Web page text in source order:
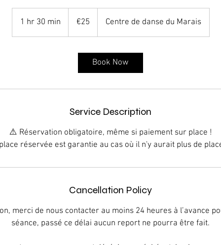
1 hr 30 min
h
€25 Centre de danse du Marais
Book Now
Service Description
⚠️ Réservation obligatoire, même si paiement sur place !
réservée est garantie au cas où il n'y aurait plus de
Cancellation Policy
merci de nous contacter au moins 24 heures à l’avance
séance, passé ce délai aucun report ne pourra être fait.